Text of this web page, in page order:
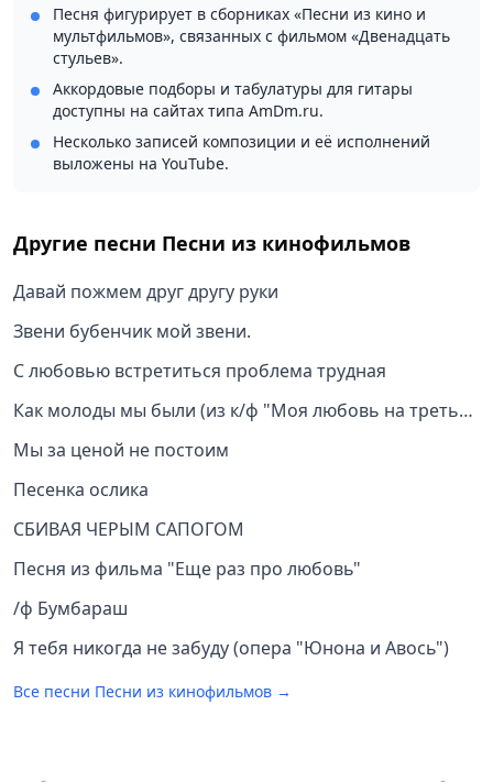
Песня фигурирует в сборниках «Песни из кино и
мультфильмов», связанных с фильмом «Двенадцать
стульев».
Аккордовые подборы и табулатуры для гитары
доступны на сайтах типа AmDm.ru.
Несколько записей композиции и её исполнений
выложены на YouTube.
Другие песни Песни из кинофильмов
Давай пожмем друг другу руки
Звени бубенчик мой звени.
С любовью встретиться проблема трудная
Как молоды мы были (из к/ф "Моя любовь на третьем
Мы за ценой не постоим
Песенка ослика
СБИВАЯ ЧЕРЫМ САПОГОМ
Песня из фильма "Еще раз про любовь"
/ф Бумбараш
Я тебя никогда не забуду (опера "Юнона и Авось")
Все песни Песни из кинофильмов →